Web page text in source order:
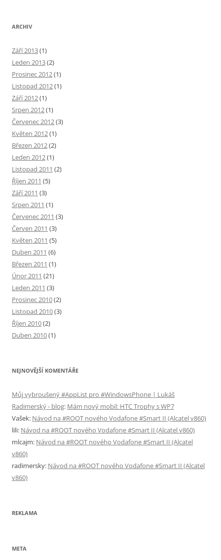
ARCHIV
Září 2013(1)
Leden 2013(2)
Prosinec 2012(1)
Listopad 2012(1)
Září 2012(1)
Srpen 2012(1)
Červenec 2012(3)
Květen 2012(1)
Březen 2012(2)
Leden 2012(1)
Listopad 2011 (2)
Říjen 2011 (5)
Září 2011 (3)
Srpen 2011 (1)
Červenec 2011 (3)
Červen 2011 (3)
Květen 2011 (5)
Duben 2011 (6)
Březen 2011 (1)
Únor 2011 (21)
Leden 2011 (3)
Prosinec 2010(2)
Listopad 2010(3)
Říjen 2010(2)
Duben 2010(1)
NEJNOVĚJŠÍ KOMENTÁŘE
Můj vybroušený #AppList pro #WindowsPhone | Lukáš
Radimerský - blog: Mám nový mobil: HTC Trophy s WP7
Vašek: Návod na #ROOT nového Vodafone #Smart II (Alcatel v860)
lili: Návod na #ROOT nového Vodafone #Smart II (Alcatel v860)
mlcajm: Návod na #ROOT nového Vodafone #Smart II (Alcatel
v860)
radimersky: Návod na #ROOT nového Vodafone #Smart II (Alcatel
v860)
REKLAMA
META